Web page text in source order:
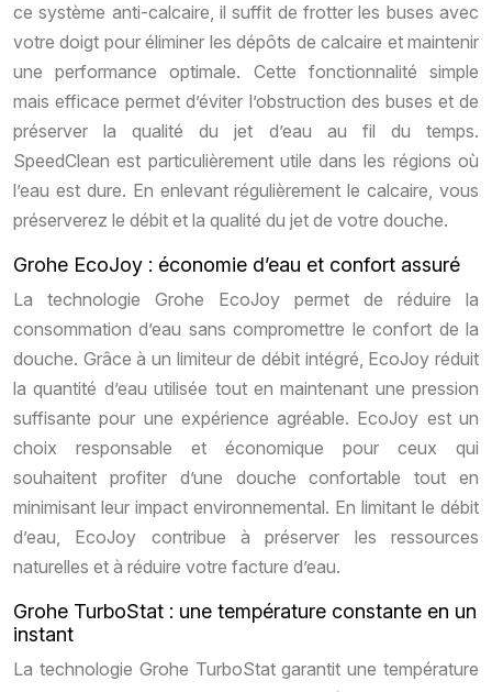
ce système anti-calcaire, il suffit de frotter les buses avec
votre doigt pour éliminer les dépôts de calcaire et maintenir
une performance optimale. Cette fonctionnalité simple
mais efficace permet d’éviter l’obstruction des buses et de
préserver la qualité du jet d’eau au fil du temps.
SpeedClean est particulièrement utile dans les régions où
l’eau est dure. En enlevant régulièrement le calcaire, vous
préserverez le débit et la qualité du jet de votre douche.
Grohe EcoJoy : économie d’eau et confort assuré
La technologie Grohe EcoJoy permet de réduire la
consommation d’eau sans compromettre le confort de la
douche. Grâce à un limiteur de débit intégré, EcoJoy réduit
la quantité d’eau utilisée tout en maintenant une pression
suffisante pour une expérience agréable. EcoJoy est un
choix responsable et économique pour ceux qui
souhaitent profiter d’une douche confortable tout en
minimisant leur impact environnemental. En limitant le débit
d’eau, EcoJoy contribue à préserver les ressources
naturelles et à réduire votre facture d’eau.
Grohe TurboStat : une température constante en un
instant
La technologie Grohe TurboStat garantit une température